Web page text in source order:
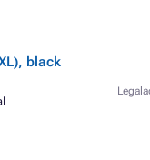
black